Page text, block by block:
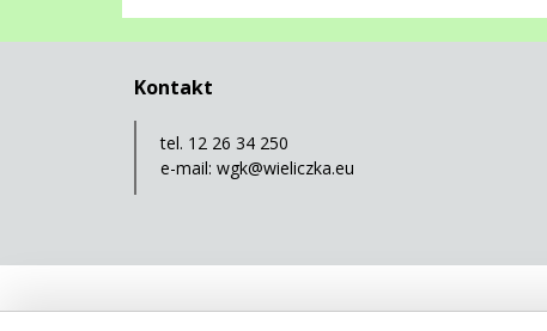
Kontakt
tel. 12 26 34 250
e-mail: wgk@wieliczka.eu